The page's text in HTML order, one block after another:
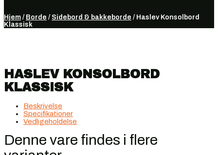
Hjem / Borde / Sidebord & bakkeborde / Haslev Konsolbord
Klassisk
HASLEV KONSOLBORD
KLASSISK
Beskrivelse
Specifikationer
Vedligeholdelse
Denne vare findes i flere